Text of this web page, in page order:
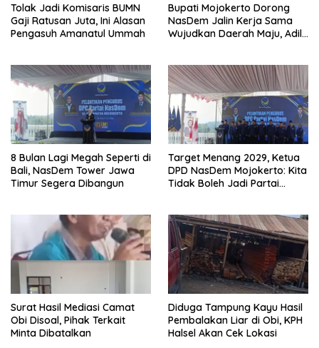
Tolak Jadi Komisaris BUMN
Gaji Ratusan Juta, Ini Alasan
Pengasuh Amanatul Ummah
Bupati Mojokerto Dorong
NasDem Jalin Kerja Sama
Wujudkan Daerah Maju, Adil,
8 Bulan Lagi Megah Seperti di
Bali, NasDem Tower Jawa
Timur Segera Dibangun
Target Menang 2029, Ketua
DPD NasDem Mojokerto: Kita
Tidak Boleh Jadi Partai
Surat Hasil Mediasi Camat
Obi Disoal, Pihak Terkait
Minta Dibatalkan
Diduga Tampung Kayu Hasil
Pembalakan Liar di Obi, KPH
Halsel Akan Cek Lokasi